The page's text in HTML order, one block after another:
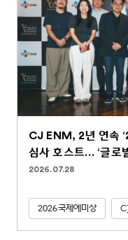
CJ ENM, 2년 연속
심사 호스트… ‘글로
2026.07.28
2026국제에미상